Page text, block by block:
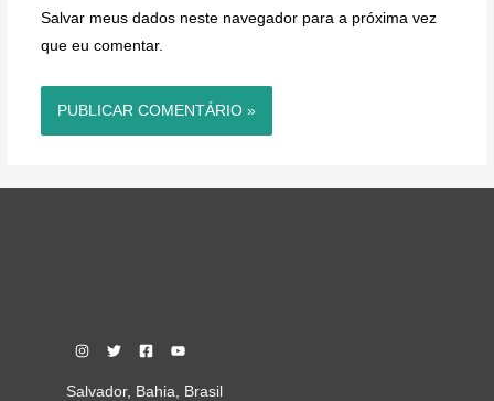
Salvar meus dados neste navegador para a próxima vez
que eu comentar.
Salvador, Bahia, Brasil